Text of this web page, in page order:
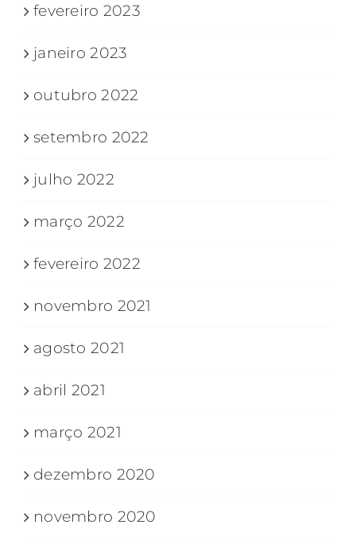
fevereiro 2023
janeiro 2023
outubro 2022
setembro 2022
julho 2022
março 2022
fevereiro 2022
novembro 2021
agosto 2021
abril 2021
março 2021
dezembro 2020
novembro 2020